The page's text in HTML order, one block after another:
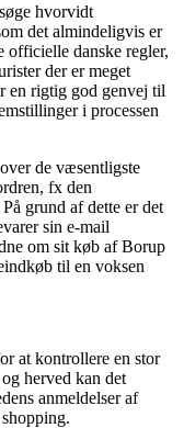
hvorvidt
det almindeligvis er
officielle danske regler,
der er meget
en rigtig god genvej til
i processen
de væsentligste
fx den
grund af dette er det
sin e-mail
om sit køb af Borup
til en voksen
at kontrollere en stor
herved kan det
anmeldelser af